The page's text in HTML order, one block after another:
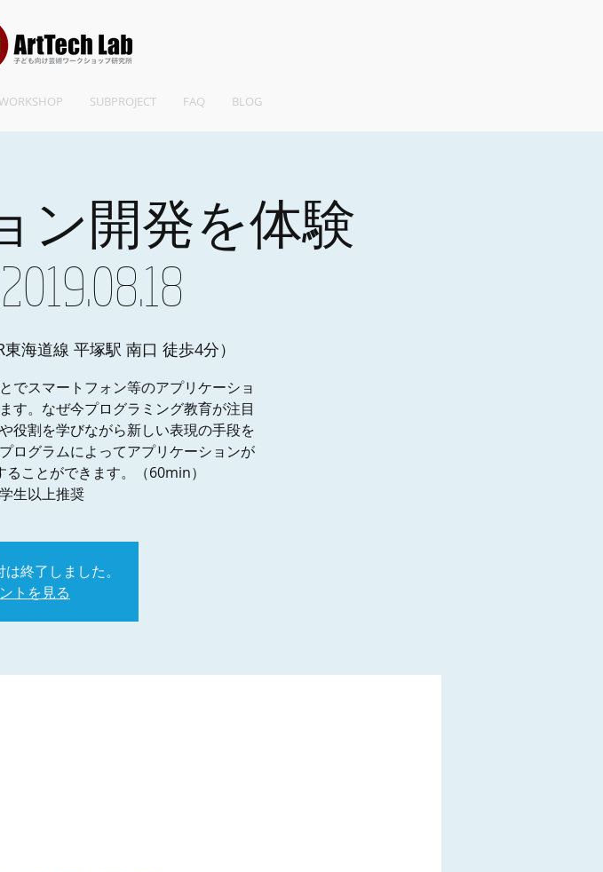
SUBPROJECT FAQ BLOG
ン開発を体験
海道線 平塚駅 南口 徒歩4分）
でスマートフォン等のアプリケーショ
す。なぜ今プログラミング教育が注目
役割を学びながら新しい表現の手段を
ログラムによってアプリケーションが
ことができます。（60min）
生以上推奨
終了しました。
トを見る